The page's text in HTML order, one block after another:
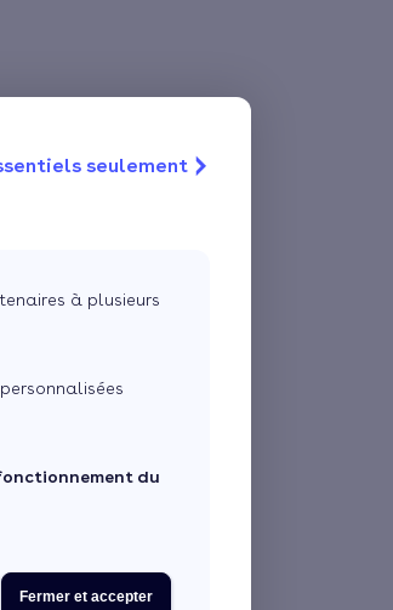
seulement
à plusieurs
du
Fermer et accepter